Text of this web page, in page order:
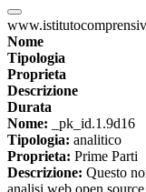
Nome
Tipologia
Proprieta
Descrizione
Durata
Nome: _pk_id.1.9d16
Tipologia: analitico
Proprieta: Prime Parti
Descrizione: Questo